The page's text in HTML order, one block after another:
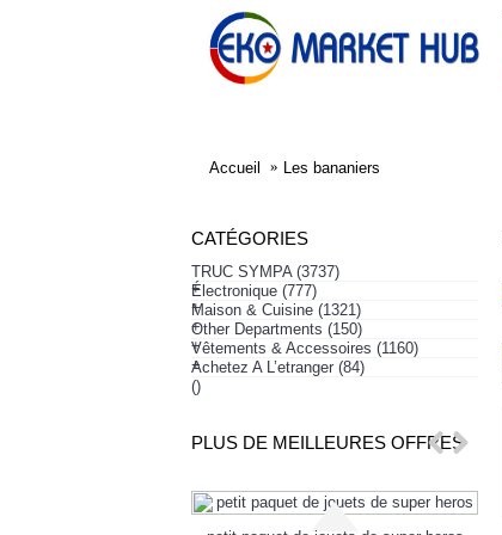
Accueil Les bananiers
CATÉGORIES
TRUC SYMPA (3737)
+
Électronique (777)
+
Maison & Cuisine (1321)
+
Other Departments (150)
+
Vêtements & Accessoires (1160)
+
Achetez A L’etranger (84)
()
PLUS DE MEILLEURES OFFRES